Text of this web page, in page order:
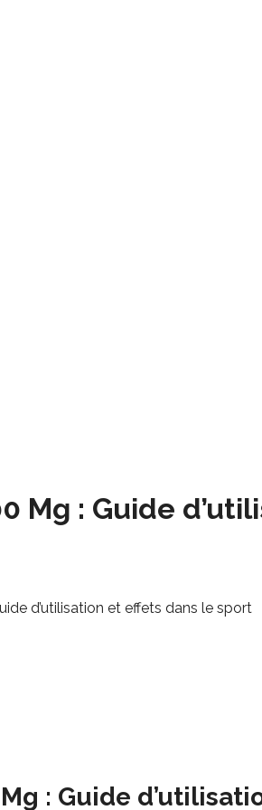
Mg : Guide
d’utilisation et effets dans le sport
: Guide